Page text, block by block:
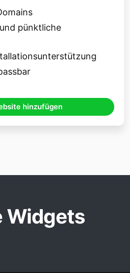
pünktliche
hinzufügen
Widgets